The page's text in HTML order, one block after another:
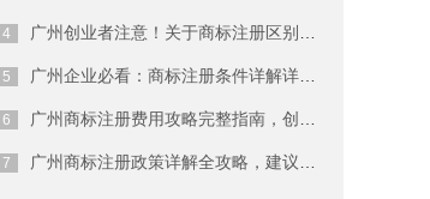
在广州注册商标的流程及费用
广州劳务派遣资质申请流程
广州营业执照注销流程
广州会计代理记账公司
广州创业者注意！关于商标注册区别对比...
广州企业必看：商标注册条件详解详细解...
广州商标注册费用攻略完整指南，创业者...
广州商标注册政策详解全攻略，建议收藏